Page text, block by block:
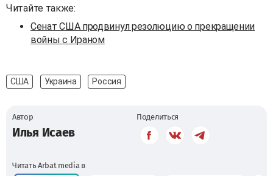
Читайте также:
Сенат США продвинул резолюцию о прекращении
войны с Ираном
США Украина Россия
Автор
Илья Исаев
Поделиться
Читать Arbat media в